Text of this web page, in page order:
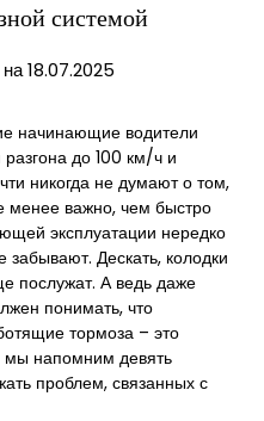
системой
18.07.2025
начинающие водители
до 100 км/ч и
никогда не думают о том,
менее важно, чем быстро
эксплуатации нередко
Дескать, колодки
послужат. А ведь даже
понимать, что
тормоза – это
мы напомним девять
проблем, связанных с